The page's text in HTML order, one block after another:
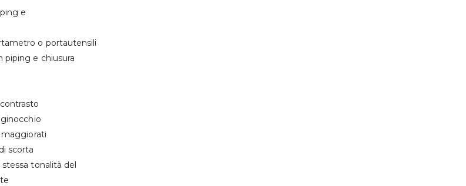
e
o portautensili
piping e chiusura
maggiorati
scorta
tonalità del